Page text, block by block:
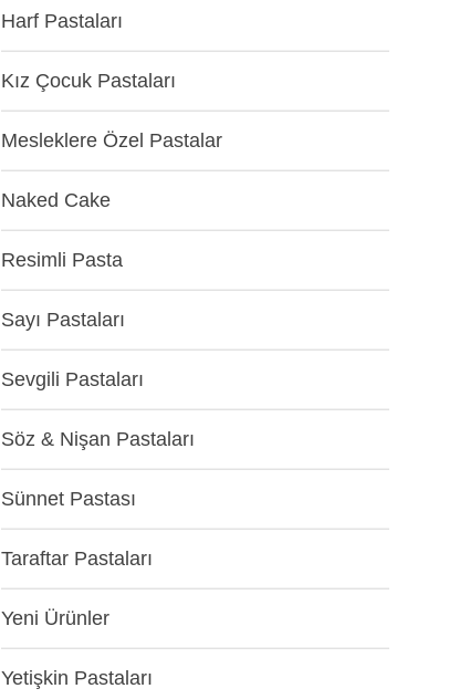
Harf Pastaları
Kız Çocuk Pastaları
Mesleklere Özel Pastalar
Naked Cake
Resimli Pasta
Sayı Pastaları
Sevgili Pastaları
Söz & Nişan Pastaları
Sünnet Pastası
Taraftar Pastaları
Yeni Ürünler
Yetişkin Pastaları